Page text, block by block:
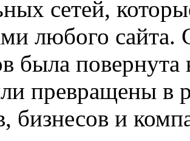
сетей,
любого сайта.
была
превращены в
бизнесов и